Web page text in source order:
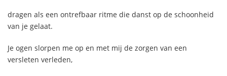
dragen als een ontrefbaar ritme die danst op de schoonheid
van je gelaat.
Je ogen slorpen me op en met mij de zorgen van een
versleten verleden,